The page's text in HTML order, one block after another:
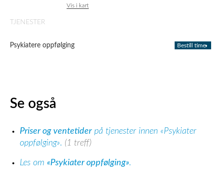
Vis i kart
TJENESTER
Psykiatere oppfølging Bestill time
Se også
Priser og ventetiderpå tjenester innen «Psykiater
oppfølging». (1 treff)
Les om «Psykiater oppfølging».